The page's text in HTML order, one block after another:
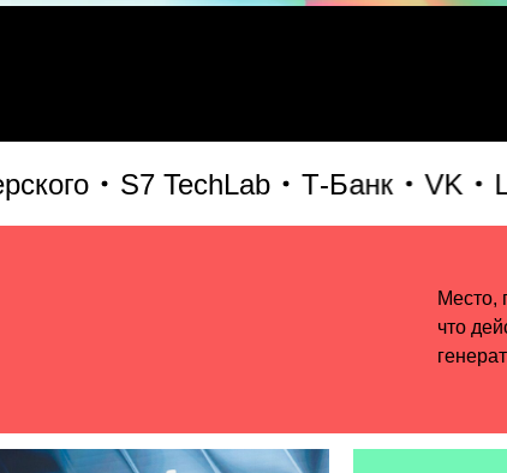
S7 TechLab Т-Банк VK
Место, где можно
что действительно
генеративного AI